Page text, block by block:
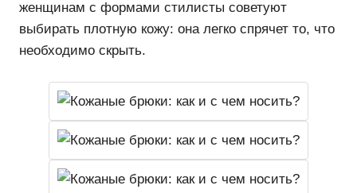
женщинам с формами стилисты советуют
выбирать плотную кожу: она легко спрячет то, что
необходимо скрыть.